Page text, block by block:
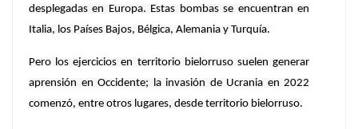
desplegadas en Europa. Estas bombas se encuentran en
Italia, los Países Bajos, Bélgica, Alemania y Turquía.
Pero los ejercicios en territorio bielorruso suelen generar
aprensión en Occidente; la invasión de Ucrania en 2022
comenzó, entre otros lugares, desde territorio bielorruso.